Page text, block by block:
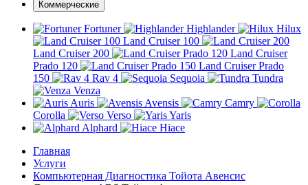
Коммерческие
Fortuner Highlander
Hilux
Land Cruiser 100
Land Cruiser 200
Land Cruiser
Prado 120
Land Cruiser Prado
150
Rav 4 Sequoia
Tundra
Venza
Auris
Avensis
Camry
Corolla
Verso
Yaris
Alphard
Hiace
Главная
Услуги
Компьютерная Диагностика Тойота Авенсис